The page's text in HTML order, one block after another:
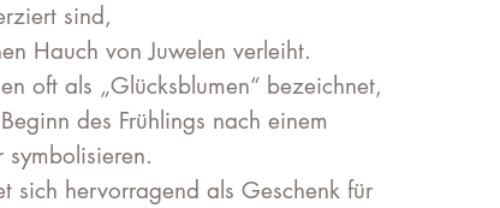
sind,
Hauch von Juwelen verleiht.
oft als „Glücksblumen“ bezeichnet,
des Frühlings nach einem
sich hervorragend als Geschenk für